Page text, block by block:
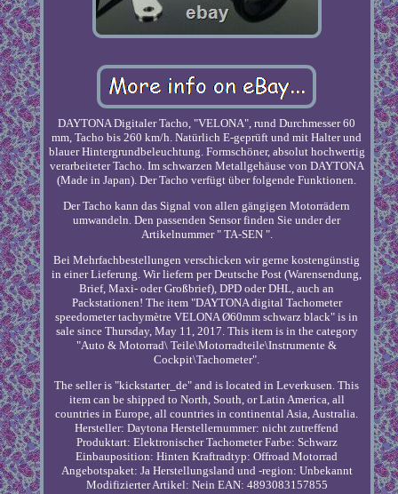
DAYTONA Digitaler Tacho, "VELONA", rund Durchmesser 60
mm, Tacho bis 260 km/h. Natürlich E-geprüft und mit Halter und
blauer Hintergrundbeleuchtung. Formschöner, absolut hochwertig
verarbeiteter Tacho. Im schwarzen Metallgehäuse von DAYTONA
(Made in Japan). Der Tacho verfügt über folgende Funktionen.
Der Tacho kann das Signal von allen gängigen Motorrädern
umwandeln. Den passenden Sensor finden Sie under der
Artikelnummer " TA-SEN ".
Bei Mehrfachbestellungen verschicken wir gerne kostengünstig
in einer Lieferung. Wir liefern per Deutsche Post (Warensendung,
Brief, Maxi- oder Großbrief), DPD oder DHL, auch an
Packstationen! The item "DAYTONA digital Tachometer
speedometer tachymètre VELONA Ø60mm schwarz black" is in
sale since Thursday, May 11, 2017. This item is in the category
"Auto & Motorrad\ Teile\Motorradteile\Instrumente &
Cockpit\Tachometer".
The seller is "kickstarter_de" and is located in Leverkusen. This
item can be shipped to North, South, or Latin America, all
countries in Europe, all countries in continental Asia, Australia.
Hersteller: Daytona Herstellernummer: nicht zutreffend
Produktart: Elektronischer Tachometer Farbe: Schwarz
Einbauposition: Hinten Kraftradtyp: Offroad Motorrad
Angebotspaket: Ja Herstellungsland und -region: Unbekannt
Modifizierter Artikel: Nein EAN: 4893083157855